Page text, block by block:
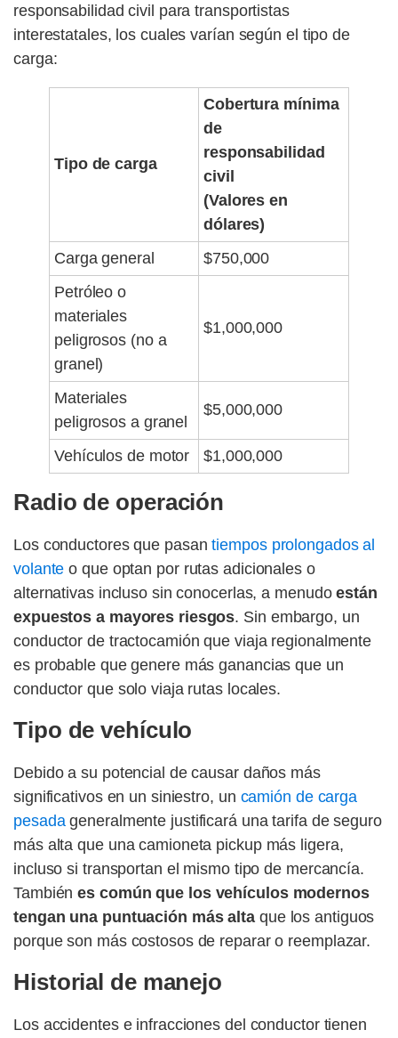
responsabilidad civil para transportistas
interestatales, los cuales varían según el tipo de
carga:
Tipo de carga
Cobertura mínima
de
responsabilidad
civil
(Valores en
dólares)
Carga general
$750,000
Petróleo o
materiales
peligrosos (no a
granel)
$1,000,000
Materiales
peligrosos a granel
$5,000,000
Vehículos de motor $1,000,000
Radio de operación
Los conductores que pasantiempos prolongados al
volante o que optan por rutas adicionales o
alternativas incluso sin conocerlas, a menudoestán
expuestos a mayores riesgos. Sin embargo, un
conductor de tractocamión que viaja regionalmente
es probable que genere más ganancias que un
conductor que solo viaja rutas locales.
Tipo de vehículo
Debido a su potencial de causar daños más
significativos en un siniestro, un camión de carga
pesadageneralmente justificará una tarifa de seguro
más alta que una camioneta pickup más ligera,
incluso si transportan el mismo tipo de mercancía.
Tambiénes común que los vehículos modernos
tengan una puntuación más alta que los antiguos
porque son más costosos de reparar o reemplazar.
Historial de manejo
Los accidentes e infracciones del conductor tienen